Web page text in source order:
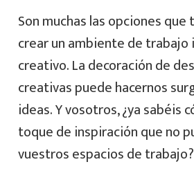
Son muchas las opciones
crear un ambiente de trabajo
creativo. La decoración de
creativas puede hacernos
ideas. Y vosotros, ¿ya sabéis
toque de inspiración que no
vuestros espacios de trabajo?